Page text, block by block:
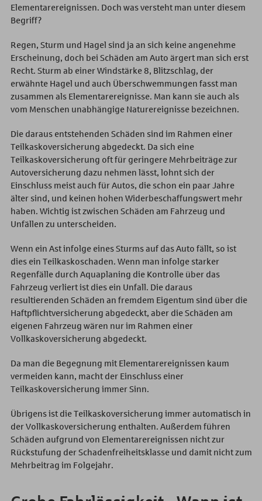
Elementarereignissen. Doch was versteht man unter diesem
Begriff?
Regen, Sturm und Hagel sind ja an sich keine angenehme
Erscheinung, doch bei Schäden am Auto ärgert man sich erst
Recht. Sturm ab einer Windstärke 8, Blitzschlag, der
erwähnte Hagel und auch Überschwemmungen fasst man
zusammen als Elementarereignisse. Man kann sie auch als
vom Menschen unabhängige Naturereignisse bezeichnen.
Die daraus entstehenden Schäden sind im Rahmen einer
Teilkaskoversicherung abgedeckt. Da sich eine
Teilkaskoversicherung oft für geringere Mehrbeiträge zur
Autoversicherung dazu nehmen lässt, lohnt sich der
Einschluss meist auch für Autos, die schon ein paar Jahre
älter sind, und keinen hohen Widerbeschaffungswert mehr
haben. Wichtig ist zwischen Schäden am Fahrzeug und
Unfällen zu unterscheiden.
Wenn ein Ast infolge eines Sturms auf das Auto fällt, so ist
dies ein Teilkaskoschaden. Wenn man infolge starker
Regenfälle durch Aquaplaning die Kontrolle über das
Fahrzeug verliert ist dies ein Unfall. Die daraus
resultierenden Schäden an fremdem Eigentum sind über die
Haftpflichtversicherung abgedeckt, aber die Schäden am
eigenen Fahrzeug wären nur im Rahmen einer
Vollkaskoversicherung abgedeckt.
Da man die Begegnung mit Elementarereignissen kaum
vermeiden kann, macht der Einschluss einer
Teilkaskoversicherung immer Sinn.
Übrigens ist die Teilkaskoversicherung immer automatisch in
der Vollkaskoversicherung enthalten. Außerdem führen
Schäden aufgrund von Elementarereignissen nicht zur
Rückstufung der Schadenfreiheitsklasse und damit nicht zum
Mehrbeitrag im Folgejahr.